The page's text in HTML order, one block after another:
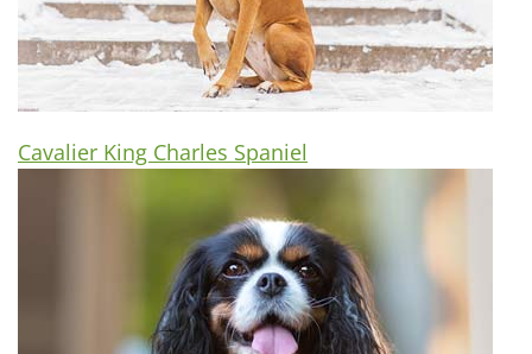
Cavalier King Charles Spaniel